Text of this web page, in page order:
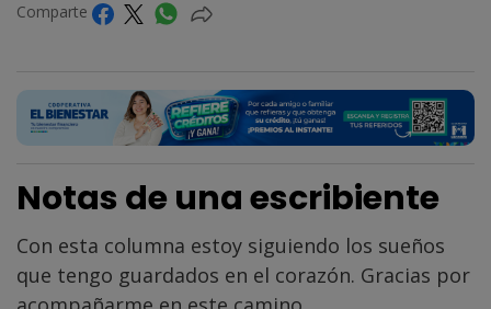
Comparte
Notas de una escribiente
Con esta columna estoy siguiendo los sueños
que tengo guardados en el corazón. Gracias por